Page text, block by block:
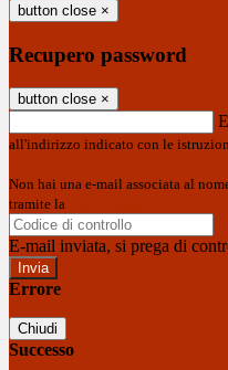
button close ×
Recupero password
button close ×
all'indirizzo indicato con le
Non hai una e-mail associata al
tramite la
E-mail inviata, si prega di
Errore
Chiudi
Successo